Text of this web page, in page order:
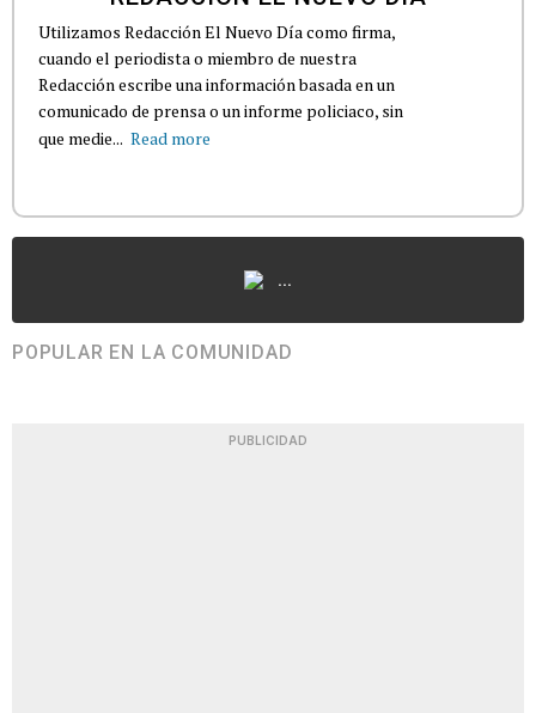
Utilizamos Redacción El Nuevo Día como firma,
cuando el periodista o miembro de nuestra
Redacción escribe una información basada en un
comunicado de prensa o un informe policiaco, sin
que medie... Read more
...
POPULAR EN LA COMUNIDAD
PUBLICIDAD